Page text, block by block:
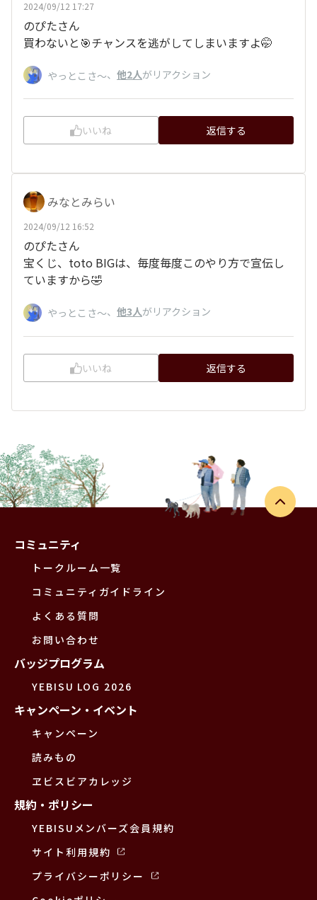
2024/09/12 17:27
のぴたさん
買わないと🎯チャンスを逃がしてしまいますよ🤭
やっとこさ～、 他2人がリアクション
いいね 返信する
みなとみらい
2024/09/12 16:52
のぴたさん
宝くじ、toto BIGは、毎度毎度このやり方で宣伝し
ていますから🤣
やっとこさ～、 他3人がリアクション
いいね 返信する
コミュニティ
トークルーム一覧
コミュニティガイドライン
よくある質問
お問い合わせ
バッジプログラム
YEBISU LOG 2026
キャンペーン・イベント
キャンペーン
読みもの
ヱビスビアカレッジ
規約・ポリシー
YEBISUメンバーズ会員規約
サイト利用規約
プライバシーポリシー